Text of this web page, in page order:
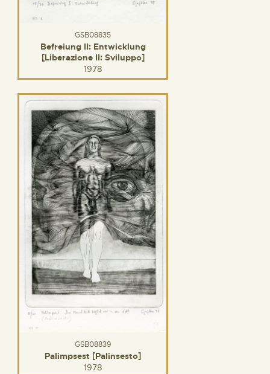
GSB08835
Befreiung II: Entwicklung
[Liberazione II: Sviluppo]
1978
GSB08839
Palimpsest [Palinsesto]
1978